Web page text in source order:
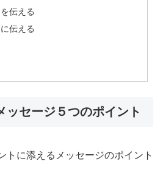
伝える
伝える
ッセージ５つのポイント
トに添えるメッセージのポイント